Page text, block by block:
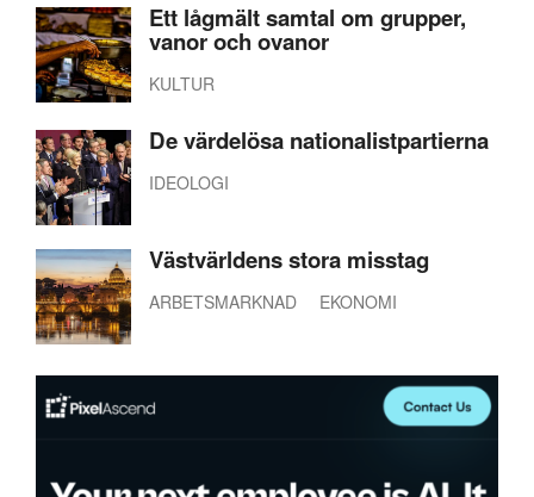
Ett lågmält samtal om grupper,
vanor och ovanor
KULTUR
De värdelösa nationalistpartierna
IDEOLOGI
Västvärldens stora misstag
ARBETSMARKNAD EKONOMI